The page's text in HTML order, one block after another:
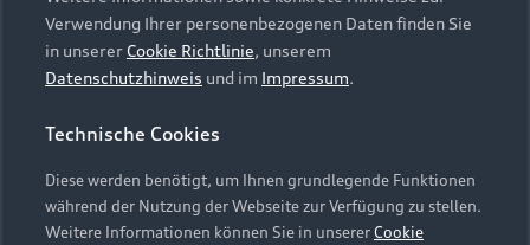
Aktionen & Angebote
Geschäftskunden
Audi digital services
myAudi
Händlersuche
Audi Code
Online-Terminvereinbarung
Unternehmen
Karriere
Investor Relations
Presse & Media Center
Datenschutz
Impressum Rechtliches
Hinweisgebersystem
Datenschutzinformation
Cookie-Einstellungen
Verwendung Ihrer personenbezogenen Daten finden Sie
in unserer Cookie Richtlinie, unserem
Datenschutzhinweis und im Impressum.
Technische Cookies
Diese werden benötigt, um Ihnen grundlegende Funktionen
während der Nutzung der Webseite zur Verfügung zu stellen.
Weitere Informationen können Sie in unsererCookie